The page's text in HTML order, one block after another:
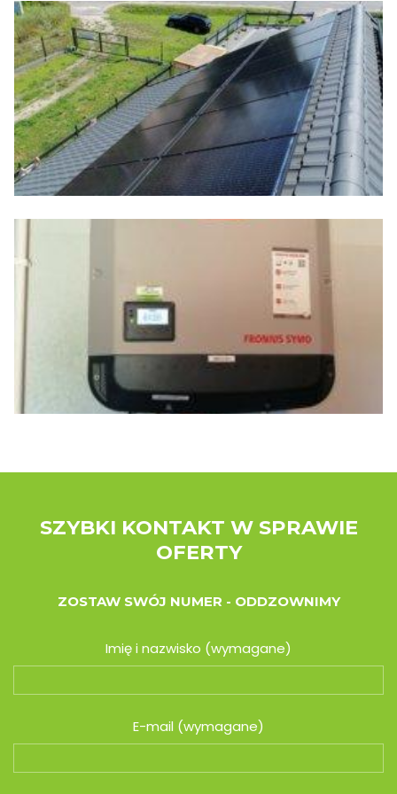
SZYBKI KONTAKT W SPRAWIE
OFERTY
ZOSTAW SWÓJ NUMER - ODDZOWNIMY
Imię i nazwisko (wymagane)
E-mail (wymagane)